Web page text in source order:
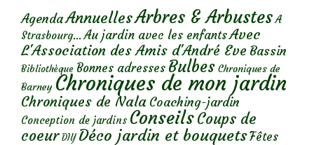
AgendaAnnuellesArbres & Arbustes A
Strasbourg... Au jardin avec les enfantsAvec
L'Association des Amis d'André Eve Bassin
Bibliothèque Bonnes adresses Bulbes Chroniques de
Barney Chroniques de mon jardin
Chroniques de Nala Coaching-jardin
Conception de jardins ConseilsCoups de
coeur DIY Déco jardin et bouquetsFêtes